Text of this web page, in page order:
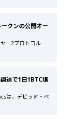
クンの公開オー
ー2プロトコル
達で1日1BTC購
は、デビッド・ベ